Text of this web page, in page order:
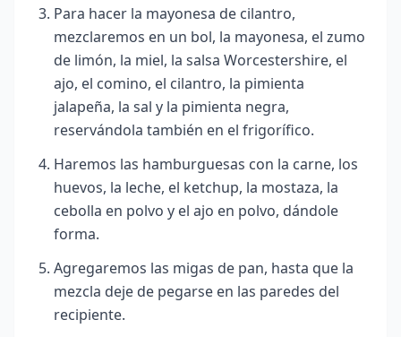
Para hacer la mayonesa de cilantro,
mezclaremos en un bol, la mayonesa, el zumo
de limón, la miel, la salsa Worcestershire, el
ajo, el comino, el cilantro, la pimienta
jalapeña, la sal y la pimienta negra,
reservándola también en el frigorífico.
Haremos las hamburguesas con la carne, los
huevos, la leche, el ketchup, la mostaza, la
cebolla en polvo y el ajo en polvo, dándole
forma.
Agregaremos las migas de pan, hasta que la
mezcla deje de pegarse en las paredes del
recipiente.